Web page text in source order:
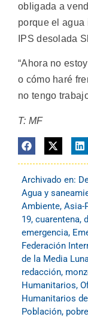
obligada a
porque el agua
IPS desolada
“Ahora no
o cómo haré
no tengo
T: MF
Archivado en:
Agua y
Ambiente, Asia-
19, cuarentena,
emergencia,
Federación
de la Media
redacción,
Humanitarios,
Humanitarios
Población,